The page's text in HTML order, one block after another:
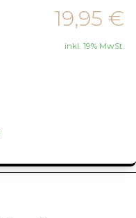
19,95 €
inkl. 19% MwSt.